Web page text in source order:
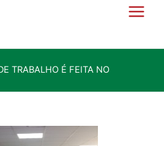
TRABALHO É FEITA NO